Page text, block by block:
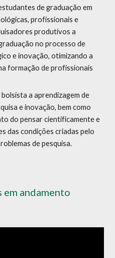
de graduação em
profissionais e
produtivos a
no processo de
e inovação, otimizando a
formação de profissionais
a aprendizagem de
e inovação, bem como
do pensar cientificamente e
das condições criadas pelo
de pesquisa.
andamento